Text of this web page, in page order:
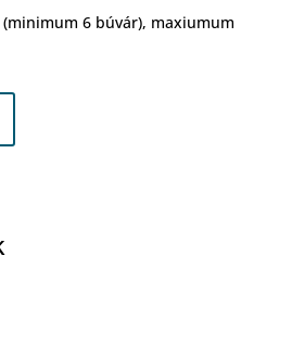
6 búvár), maxiumum